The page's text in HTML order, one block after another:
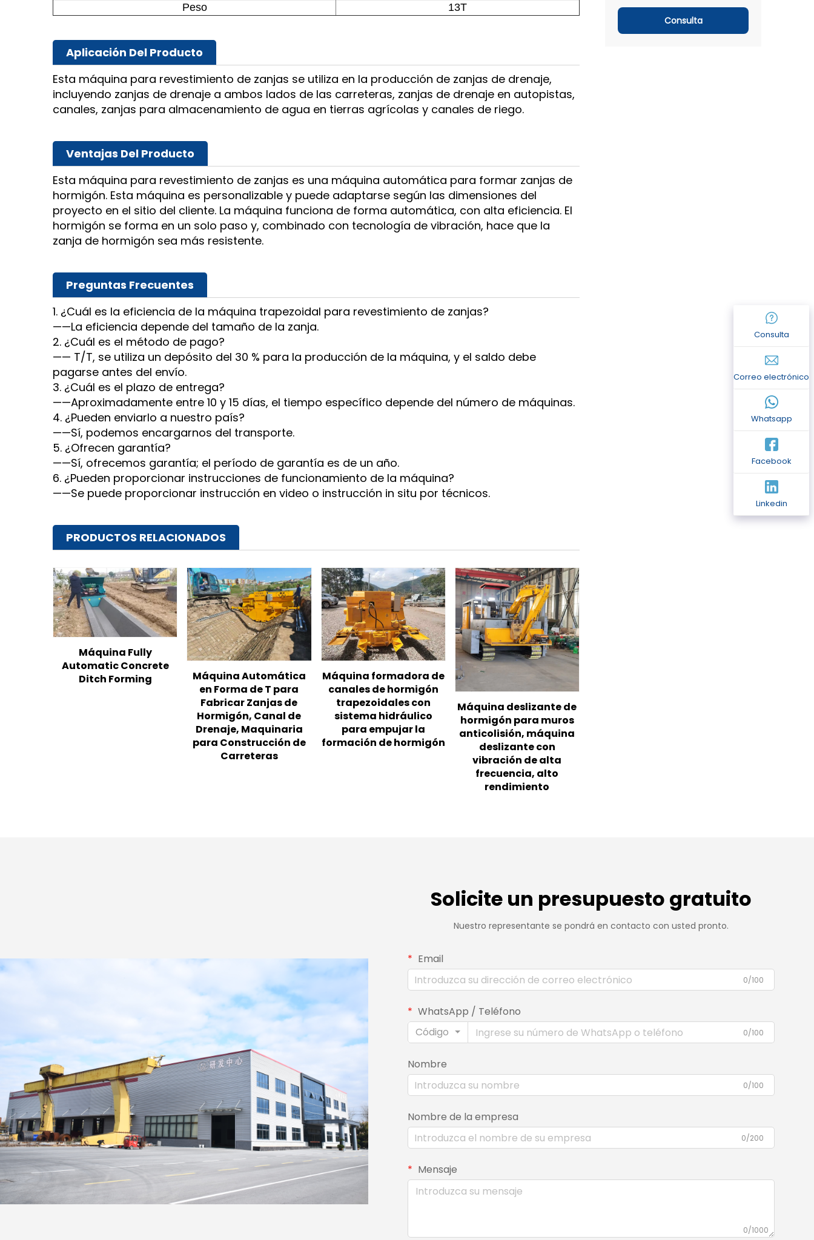
Consulta
Peso
13T
Aplicación Del Producto
Esta máquina para revestimiento de zanjas se utiliza en la producción de zanjas de drenaje,
incluyendo zanjas de drenaje a ambos lados de las carreteras, zanjas de drenaje en autopistas,
canales, zanjas para almacenamiento de agua en tierras agrícolas y canales de riego.
Ventajas Del Producto
Esta máquina para revestimiento de zanjas es una máquina automática para formar zanjas de
hormigón. Esta máquina es personalizable y puede adaptarse según las dimensiones del
proyecto en el sitio del cliente. La máquina funciona de forma automática, con alta eficiencia. El
hormigón se forma en un solo paso y, combinado con tecnología de vibración, hace que la
zanja de hormigón sea más resistente.
Preguntas Frecuentes
1. ¿Cuál es la eficiencia de la máquina trapezoidal para revestimiento de zanjas?
——La eficiencia depende del tamaño de la zanja.
2. ¿Cuál es el método de pago?
—— T/T, se utiliza un depósito del 30 % para la producción de la máquina, y el saldo debe
pagarse antes del envío.
3. ¿Cuál es el plazo de entrega?
——Aproximadamente entre 10 y 15 días, el tiempo específico depende del número de máquinas.
4. ¿Pueden enviarlo a nuestro país?
——Sí, podemos encargarnos del transporte.
5. ¿Ofrecen garantía?
——Sí, ofrecemos garantía; el período de garantía es de un año.
6. ¿Pueden proporcionar instrucciones de funcionamiento de la máquina?
——Se puede proporcionar instrucción en video o instrucción in situ por técnicos.
PRODUCTOS RELACIONADOS
Máquina Fully
Automatic Concrete
Ditch Forming
Máquina Automática
en Forma de T para
Fabricar Zanjas de
Hormigón, Canal de
Drenaje, Maquinaria
para Construcción de
Carreteras
Máquina formadora de
canales de hormigón
trapezoidales con
sistema hidráulico
para empujar la
formación de hormigón
Máquina deslizante de
hormigón para muros
anticolisión, máquina
deslizante con
vibración de alta
frecuencia, alto
rendimiento
Solicite un presupuesto gratuito
Nuestro representante se pondrá en contacto con usted pronto.
Email
0/100
WhatsApp / Teléfono
Código
0/100
Nombre
0/100
Nombre de la empresa
0/200
Mensaje
0/1000
Consulta
Correo electrónico
Whatsapp
Facebook
Linkedin